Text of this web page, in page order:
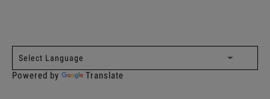
Powered by Translate